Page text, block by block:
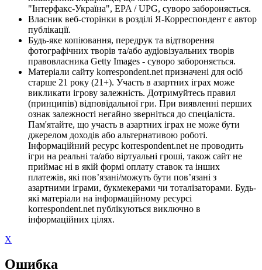
"Інтерфакс-Україна", EPA / UPG, суворо забороняється.
Власник веб-сторінки в розділі Я-Корреспондент є автор
публікації.
Будь-яке копіювання, передрук та відтворення
фотографічних творів та/або аудіовізуальних творів
правовласника Getty Images - суворо забороняється.
Матеріали сайту korrespondent.net призначені для осіб
старше 21 року (21+). Участь в азартних іграх може
викликати ігрову залежність. Дотримуйтесь правил
(принципів) відповідальної гри. При виявленні перших
ознак залежності негайно зверніться до спеціаліста.
Пам'ятайте, що участь в азартних іграх не може бути
джерелом доходів або альтернативою роботі.
Інформаційний ресурс korrespondent.net не проводить
ігри на реальні та/або віртуальні гроші, також сайт не
приймає ні в якій формі оплату ставок та інших
платежів, які пов’язані/можуть бути пов’язані з
азартними іграми, букмекерами чи тоталізаторами. Будь-
які матеріали на інформаційному ресурсі
korrespondent.net публікуються виключно в
інформаційних цілях.
X
Ошибка